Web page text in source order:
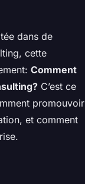
dans de
cette
Comment
C’est ce
promouvoir
et comment